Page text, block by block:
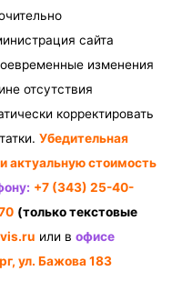
сайта
изменения
отсутствия
корректировать
Убедительная
актуальную стоимость
+7 (343) 25-40-
(только текстовые
или в офисе
ул. Бажова 183